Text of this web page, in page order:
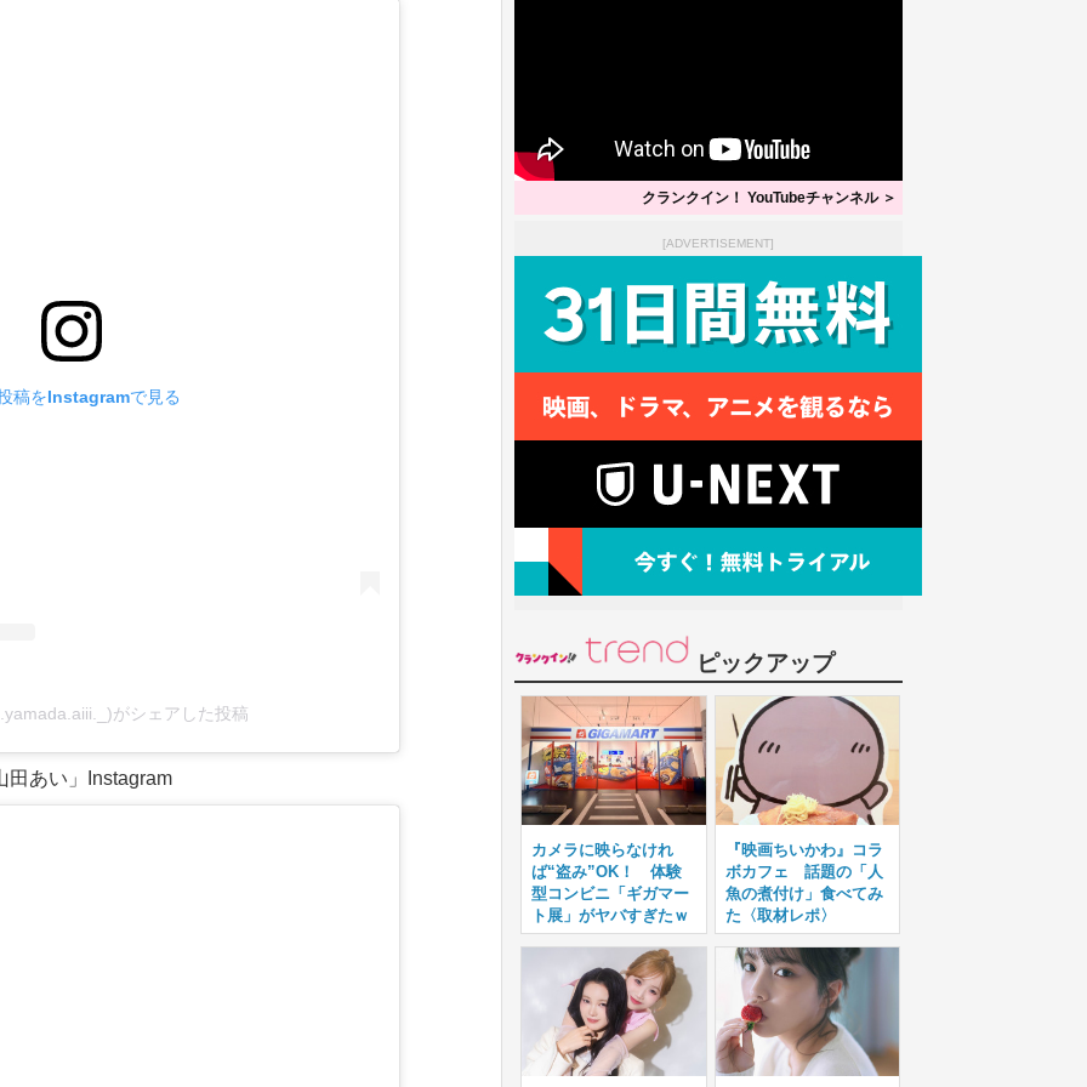
稿をInstagramで見る
がシェアした投稿
田あい」Instagram
クランクイン！ YouTubeチャンネル ＞
[ADVERTISEMENT]
ピックアップ
カメラに映らなけれ
ば“盗み”OK！ 体験
型コンビニ「ギガマー
ト展」がヤバすぎたｗ
『映画ちいかわ』コラ
ボカフェ 話題の「人
魚の煮付け」食べてみ
た〈取材レポ〉